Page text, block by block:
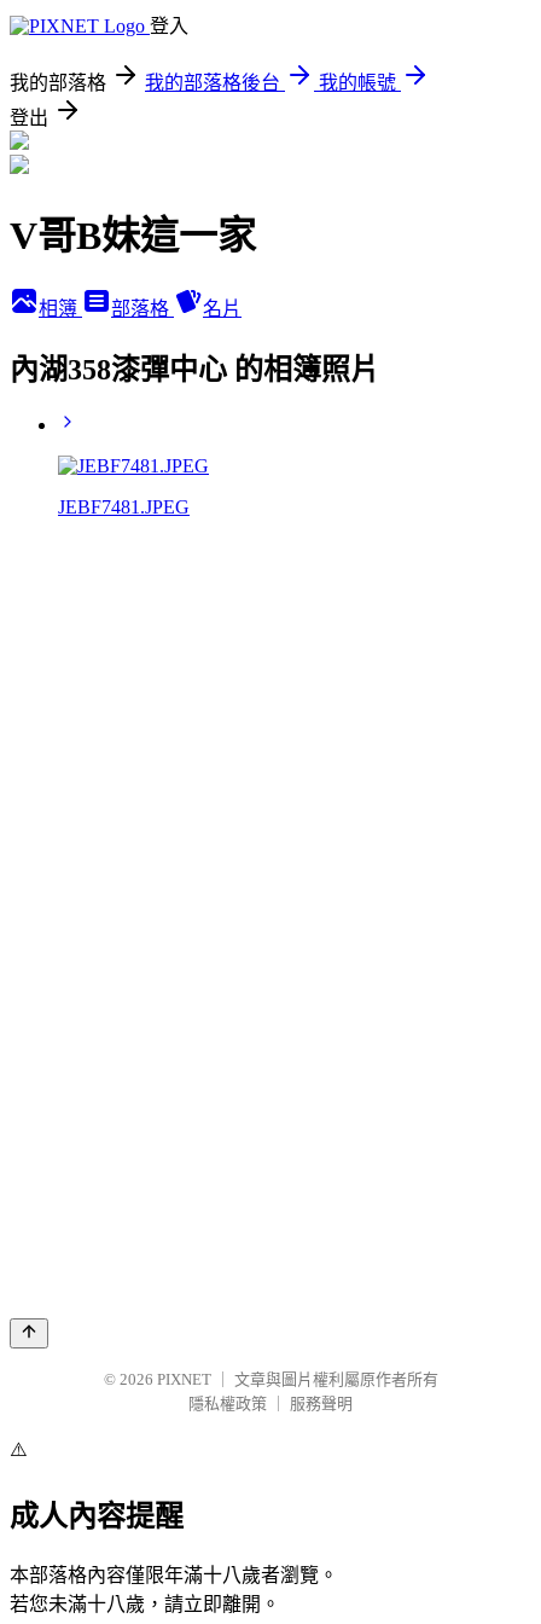
登入
我的部落格 我的部落格後台
我的帳號
登出
V哥B妹這一家
相簿 部落格 名片
內湖358漆彈中心 的相簿照片
JEBF7481.JPEG
© 2026 PIXNET
文章與圖片權利屬原作者所有
隱私權政策
服務聲明
⚠️
成人內容提醒
本部落格內容僅限年滿十八歲者瀏覽。
若您未滿十八歲，請立即離開。